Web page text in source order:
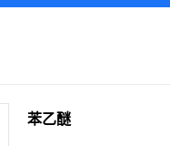
苯乙醚